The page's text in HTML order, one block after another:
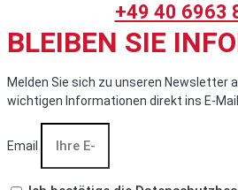
+49 40 6963
BLEIBEN SIE
Melden Sie sich zu unseren Newsletter
wichtigen Informationen direkt ins E-
Email